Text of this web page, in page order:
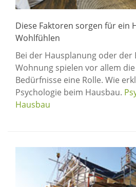
Diese Faktoren sorgen für ein
Wohlfühlen
Bei der Hausplanung oder
Wohnung spielen vor allem
Bedürfnisse eine Rolle. Wie
Psychologie beim Hausbau.
Hausbau